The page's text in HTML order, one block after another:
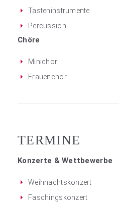
Tasteninstrumente
Percussion
Chöre
Minichor
Frauenchor
TERMINE
Konzerte & Wettbewerbe
Weihnachtskonzert
Faschingskonzert